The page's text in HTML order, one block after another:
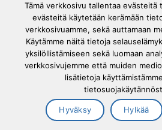
Tämä verkkosivu tallentaa
evästeitä käytetään kerämään
verkkosivuamme, sekä auttamaan
Käytämme näitä tietoja
yksilöllistämiseen sekä luomaan
verkkosivujemme että muiden
lisätietoja
Hyväksy Hylkää